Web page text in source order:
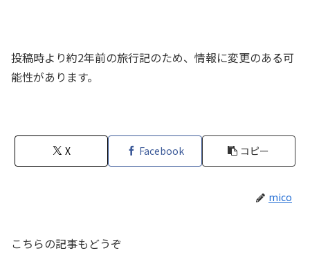
投稿時より約2年前の旅行記のため、情報に変更のある可
能性があります。
X Facebook コピー
mico
こちらの記事もどうぞ